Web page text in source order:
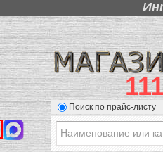
Поиск по прайс-листу